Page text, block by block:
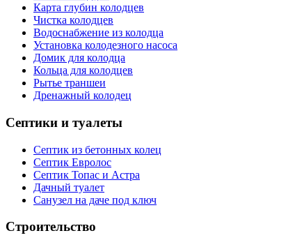
Карта глубин колодцев
Чистка колодцев
Водоснабжение из колодца
Установка колодезного насоса
Домик для колодца
Кольца для колодцев
Рытье траншеи
Дренажный колодец
Септики и туалеты
Септик из бетонных колец
Септик Евролос
Септик Топас и Астра
Дачный туалет
Санузел на даче под ключ
Строительство